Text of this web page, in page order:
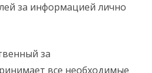
за информацией лично
за
все необходимые